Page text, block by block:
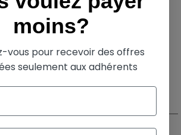
moins?
vous pour recevoir des offres
seulement aux adhérents